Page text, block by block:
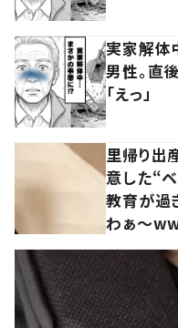
実家解体
男性。直
「えっ」
里帰り出
意した“
教育が過
わぁ～ww